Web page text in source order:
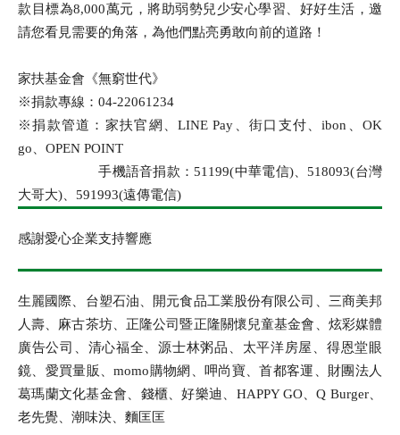
款目標為8,000萬元，將助弱勢兒少安心學習、好好生活，邀
請您看見需要的角落，為他們點亮勇敢向前的道路！
家扶基金會《無窮世代》
※捐款專線：04-22061234
※捐款管道：家扶官網、LINE Pay、街口支付、ibon、OK
go、OPEN POINT
手機語音捐款：51199(中華電信)、518093(台灣
大哥大)、591993(遠傳電信)
感謝愛心企業支持響應
生麗國際、台塑石油、開元食品工業股份有限公司、三商美邦
人壽、麻古茶坊、正隆公司暨正隆關懷兒童基金會、炫彩媒體
廣告公司、清心福全、源士林粥品、太平洋房屋、得恩堂眼
鏡、愛買量販、momo購物網、呷尚寶、首都客運、財團法人
葛瑪蘭文化基金會、錢櫃、好樂迪、HAPPY GO、Q Burger、
老先覺、潮味決、麵匡匡